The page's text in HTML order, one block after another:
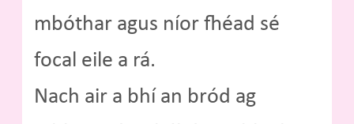
mbóthar agus níor fhéad sé
focal eile a rá.
Nach air a bhí an bród ag